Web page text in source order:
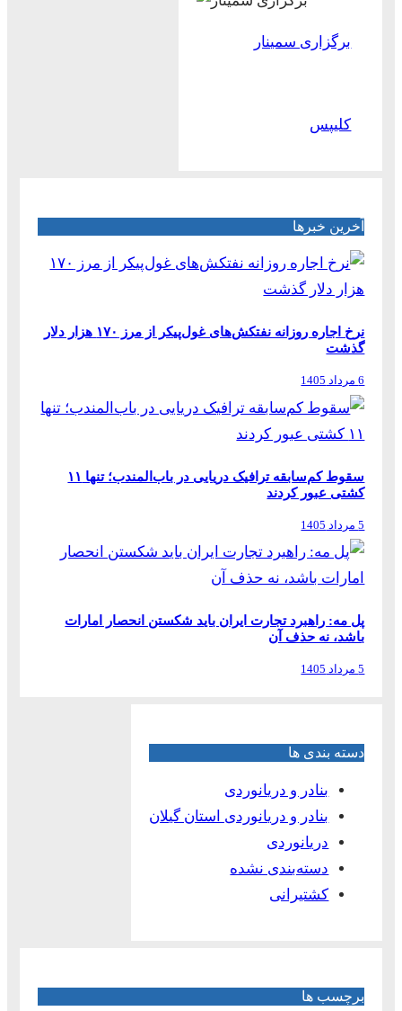
برگزاری سمینار
کلیپس
آخرین خبرها
نرخ اجاره روزانه نفتکش‌های غول‌پیکر از مرز ۱۷۰ هزار دلار
گذشت
6 مرداد 1405
سقوط کم‌سابقه ترافیک دریایی در باب‌المندب؛ تنها ۱۱
کشتی عبور کردند
5 مرداد 1405
پل مه: راهبرد تجارت ایران باید شکستن انحصار امارات
باشد، نه حذف آن
5 مرداد 1405
دسته بندی ها
بنادر و دریانوردی
بنادر و دریانوردی استان گیلان
دریانوردی
دسته‌بندی نشده
کشتیرانی
برچسب ها